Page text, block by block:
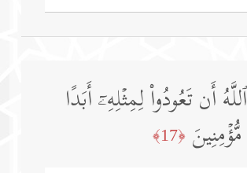
أَن تَعُودُوا۟ لِمِثۡلِهِۦۤ أَبَدًا
﴿17﴾